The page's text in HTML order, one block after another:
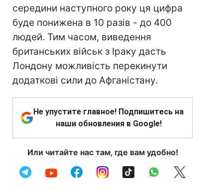
середини наступного року ця цифра
буде понижена в 10 разів - до 400
людей. Тим часом, виведення
британських військ з Іраку дасть
Лондону можливість перекинути
додаткові сили до Афганістану.
Не упустите главное! Подпишитесь на
наши обновления в Google!
Или читайте нас там, где вам удобно!